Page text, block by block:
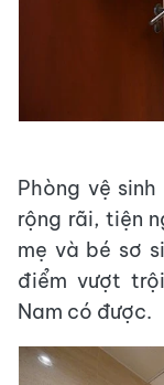
Phòng vệ
rộng rãi, tiện
mẹ và bé sơ
điểm vượt
Nam có được.